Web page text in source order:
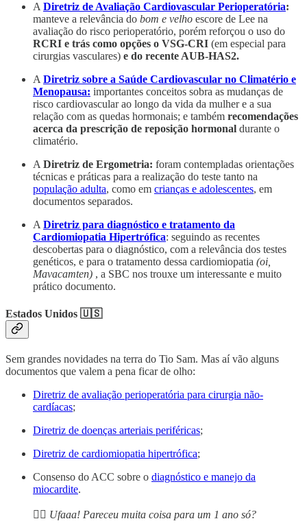
ADiretriz de Avaliação Cardiovascular Perioperatória:
manteve a relevância do bom e velho escore de Lee na
avaliação do risco perioperatório, porém reforçou o uso do
RCRI e trás como opções o VSG-CRI (em especial para
cirurgias vasculares) e do recente AUB-HAS2.
ADiretriz sobre a Saúde Cardiovascular no Climatério e
Menopausa: importantes conceitos sobra as mudanças de
risco cardiovascular ao longo da vida da mulher e a sua
relação com as quedas hormonais; e também recomendações
acerca da prescrição de reposição hormonal durante o
climatério.
ADiretriz de Ergometria: foram contempladas orientações
técnicas e práticas para a realização do teste tanto na
população adulta, como em crianças e adolescentes, em
documentos separados.
ADiretriz para diagnóstico e tratamento da
Cardiomiopatia Hipertrófica: seguindo as recentes
descobertas para o diagnóstico, com a relevância dos testes
genéticos, e para o tratamento dessa cardiomiopatia (oi,
Mavacamten) , a SBC nos trouxe um interessante e muito
prático documento.
Estados Unidos 🇺🇸
Sem grandes novidades na terra do Tio Sam. Mas aí vão alguns
documentos que valem a pena ficar de olho:
Diretriz de avaliação perioperatória para cirurgia não-
cardíacas;
Diretriz de doenças arteriais periféricas;
Diretriz de cardiomiopatia hipertrófica;
Consenso do ACC sobre o diagnóstico e manejo da
miocardite.
😮‍💨 Ufaaa! Pareceu muita coisa para um 1 ano só?